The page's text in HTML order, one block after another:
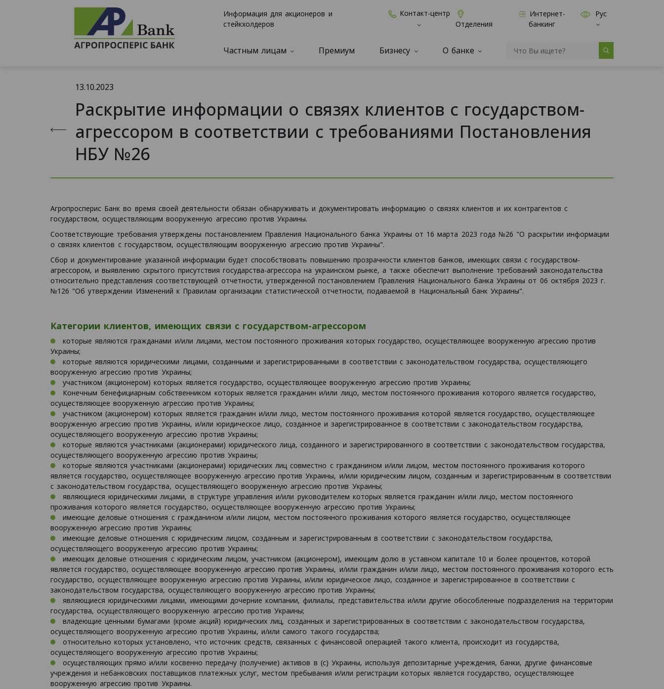
Информация для акционеров и
стейкхолдеров
Контакт-центр
Отделения
Интернет-
банкинг
Рус
Частным лицам Премиум Бизнесу О банке
13.10.2023
Раскрытие информации о связях клиентов с государством-
агрессором в соответствии с требованиями Постановления
НБУ №26
Агропросперис Банк во время своей деятельности обязан обнаруживать и документировать информацию о связях клиентов и их контрагентов с
государством, осуществляющим вооруженную агрессию против Украины.
Соответствующие требования утверждены постановлением Правления Национального банка Украины от 16 марта 2023 года №26 "О раскрытии информации
о связях клиентов с государством, осуществляющим вооруженную агрессию против Украины".
Сбор и документирование указанной информации будет способствовать повышению прозрачности клиентов банков, имеющих связи с государством-
агрессором, и выявлению скрытого присутствия государства-агрессора на украинском рынке, а также обеспечит выполнение требований законодательства
относительно представления соответствующей отчетности, утвержденной постановлением Правления Национального банка Украины от 06 октября 2023 г.
№126 "Об утверждении Изменений к Правилам организации статистической отчетности, подаваемой в Национальный банк Украины".
Категории клиентов, имеющих связи с государством-агрессором
которые являются гражданами и/или лицами, местом постоянного проживания которых государство, осуществляющее вооруженную агрессию против
Украины;
которые являются юридическими лицами, созданными и зарегистрированными в соответствии с законодательством государства, осуществляющего
вооруженную агрессию против Украины;
участником (акционером) которых является государство, осуществляющее вооруженную агрессию против Украины;
Конечным бенефициарным собственником которых является гражданин и/или лицо, местом постоянного проживания которого является государство,
осуществляющее вооруженную агрессию против Украины;
участником (акционером) которых является гражданин и/или лицо, местом постоянного проживания которой является государство, осуществляющее
вооруженную агрессию против Украины, и/или юридическое лицо, созданное и зарегистрированное в соответствии с законодательством государства,
осуществляющего вооруженную агрессию против Украины;
которые являются участниками (акционерами) юридического лица, созданного и зарегистрированного в соответствии с законодательством государства,
осуществляющего вооруженную агрессию против Украины;
которые являются участниками (акционерами) юридических лиц совместно с гражданином и/или лицом, местом постоянного проживания которого
является государство, осуществляющее вооруженную агрессию против Украины, и/или юридическим лицом, созданным и зарегистрированным в соответствии
с законодательством государства, осуществляющего вооруженную агрессию против Украины;
являющиеся юридическими лицами, в структуре управления и/или руководителем которых является гражданин и/или лицо, местом постоянного
проживания которого является государство, осуществляющее вооруженную агрессию против Украины;
имеющие деловые отношения с гражданином и/или лицом, местом постоянного проживания которого является государство, осуществляющее
вооруженную агрессию против Украины;
имеющие деловые отношения с юридическим лицом, созданным и зарегистрированным в соответствии с законодательством государства,
осуществляющего вооруженную агрессию против Украины;
имеющих деловые отношения с юридическим лицом, участником (акционером), имеющим долю в уставном капитале 10 и более процентов, которой
является государство, осуществляющее вооруженную агрессию против Украины, и/или гражданин и/или лицо, местом постоянного проживания которого есть
государство, осуществляющее вооруженную агрессию против Украины, и/или юридическое лицо, созданное и зарегистрированное в соответствии с
законодательством государства, осуществляющего вооруженную агрессию против Украины;
являющиеся юридическими лицами, имеющими дочерние компании, филиалы, представительства и/или другие обособленные подразделения на территории
государства, осуществляющего вооруженную агрессию против Украины;
владеющие ценными бумагами (кроме акций) юридических лиц, созданных и зарегистрированных в соответствии с законодательством государства,
осуществляющего вооруженную агрессию против Украины, и/или самого такого государства;
относительно которых установлено, что источник средств, связанных с финансовой операцией такого клиента, происходит из государства,
осуществляющего вооруженную агрессию против Украины;
осуществляющих прямо и/или косвенно передачу (получение) активов в (с) Украины, используя депозитарные учреждения, банки, другие финансовые
учреждения и небанковских поставщиков платежных услуг, местом пребывания и/или регистрации которых является государство, осуществляющее
вооруженную агрессию против Украины.